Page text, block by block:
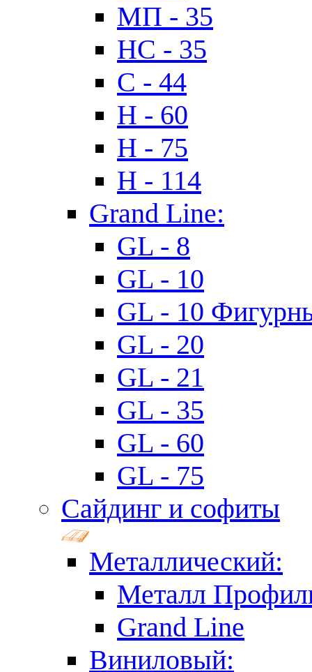
МП - 35
HC - 35
C - 44
H - 60
H - 75
H - 114
Grand Line:
GL - 8
GL - 10
GL - 10
GL - 20
GL - 21
GL - 35
GL - 60
GL - 75
Сайдинг и софиты
Металлический:
Металл
Grand Line
Виниловый: